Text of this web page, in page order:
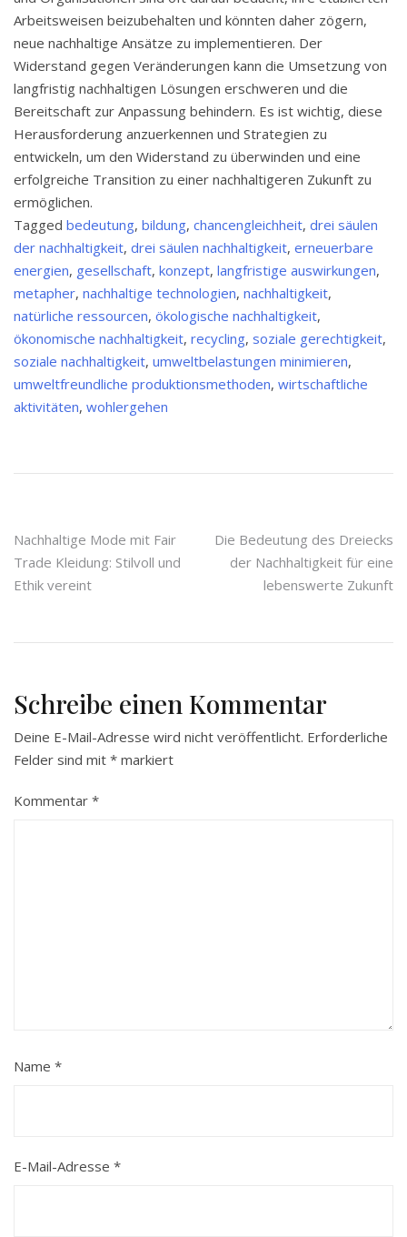
Arbeitsweisen beizubehalten und könnten daher zögern,
neue nachhaltige Ansätze zu implementieren. Der
Widerstand gegen Veränderungen kann die Umsetzung von
langfristig nachhaltigen Lösungen erschweren und die
Bereitschaft zur Anpassung behindern. Es ist wichtig, diese
Herausforderung anzuerkennen und Strategien zu
entwickeln, um den Widerstand zu überwinden und eine
erfolgreiche Transition zu einer nachhaltigeren Zukunft zu
ermöglichen.
Tagged bedeutung, bildung, chancengleichheit, drei säulen
der nachhaltigkeit, drei säulen nachhaltigkeit, erneuerbare
energien, gesellschaft, konzept, langfristige auswirkungen,
metapher, nachhaltige technologien, nachhaltigkeit,
natürliche ressourcen, ökologische nachhaltigkeit,
ökonomische nachhaltigkeit, recycling, soziale gerechtigkeit,
soziale nachhaltigkeit, umweltbelastungen minimieren,
umweltfreundliche produktionsmethoden, wirtschaftliche
aktivitäten, wohlergehen
Beitragsnavigation
Nachhaltige Mode mit Fair
Trade Kleidung: Stilvoll und
Ethik vereint
Die Bedeutung des Dreiecks
der Nachhaltigkeit für eine
lebenswerte Zukunft
Schreibe einen Kommentar
Deine E-Mail-Adresse wird nicht veröffentlicht. Erforderliche
Felder sind mit * markiert
Kommentar *
Name *
E-Mail-Adresse *